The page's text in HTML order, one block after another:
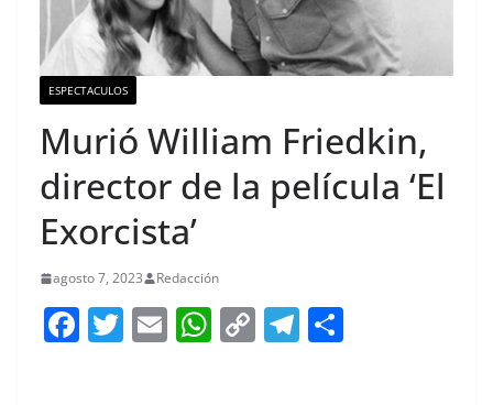
ESPECTACULOS
Murió William Friedkin,
director de la película ‘El
Exorcista’
agosto 7, 2023 Redacción
F T E W C T